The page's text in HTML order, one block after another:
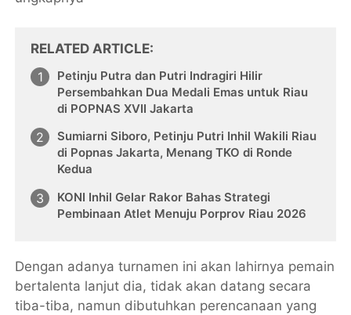
RELATED ARTICLE
Petinju Putra dan Putri Indragiri Hilir
Persembahkan Dua Medali Emas untuk Riau
di POPNAS XVII Jakarta
Sumiarni Siboro, Petinju Putri Inhil Wakili Riau
di Popnas Jakarta, Menang TKO di Ronde
Kedua
KONI Inhil Gelar Rakor Bahas Strategi
Pembinaan Atlet Menuju Porprov Riau 2026
Dengan adanya turnamen ini akan lahirnya pemain
bertalenta lanjut dia, tidak akan datang secara
tiba-tiba, namun dibutuhkan perencanaan yang